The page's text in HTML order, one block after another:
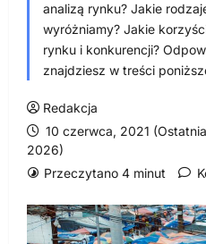
analizą rynku? Jakie
wyróżniamy? Jakie
rynku i konkurencji?
znajdziesz w treści
Redakcja
10 czerwca, 2021
2026)
Przeczytano 4 minut